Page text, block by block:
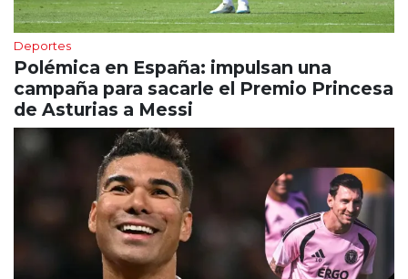
Deportes
Polémica en España: impulsan una
campaña para sacarle el Premio Princesa
de Asturias a Messi